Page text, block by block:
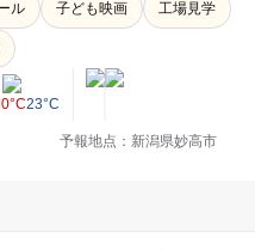
ル 子ども映画 工場見学
23°C
予報地点：新潟県妙高市